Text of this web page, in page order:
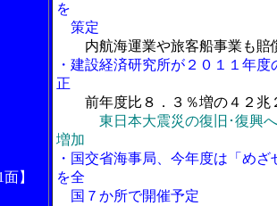
】
を
策定
内航海運業や旅客船事業も賠
・建設経済研究所が２０１１年
正
前年度比８．３％増の４２兆
東日本大震災の復旧･復興
増加
・国交省海事局、今年度は「め
を全
国７か所で開催予定